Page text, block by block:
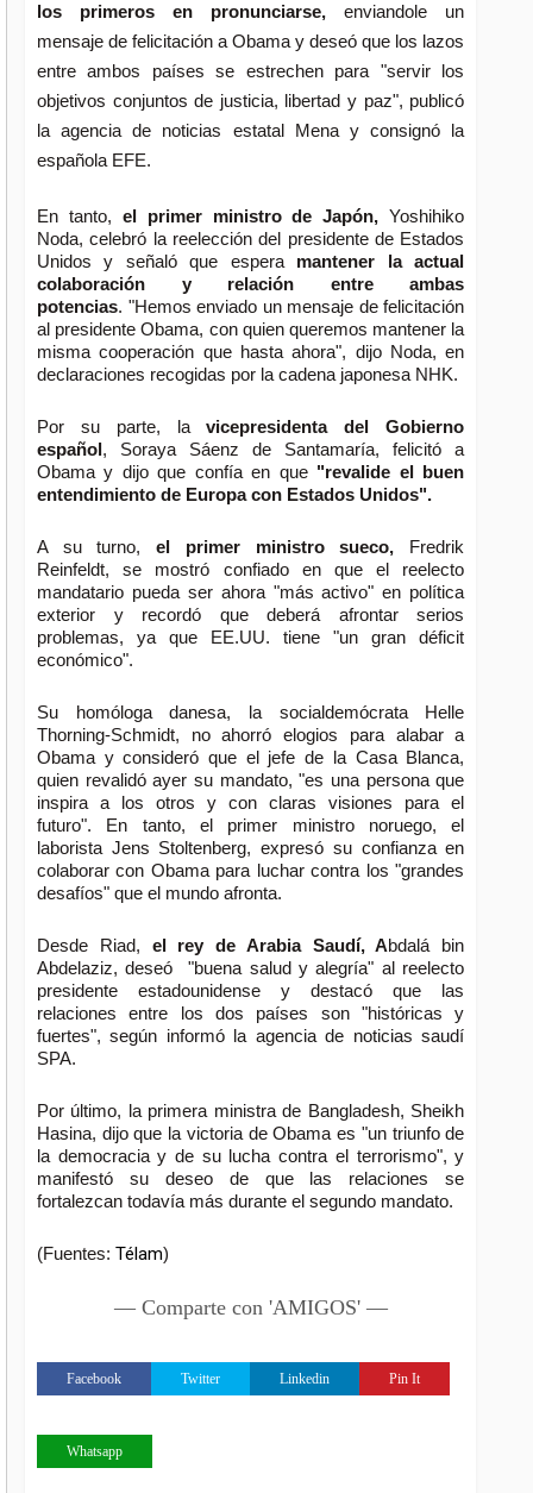
los primeros en pronunciarse,enviandole un
mensaje de felicitación a Obama y deseó que los lazos
entre ambos países se estrechen para "servir los
objetivos conjuntos de justicia, libertad y paz", publicó
la agencia de noticias estatal Mena y consignó la
española EFE.
En tanto, el primer ministro de Japón, Yoshihiko
Noda, celebró la reelección del presidente de Estados
Unidos y señaló que espera mantener la actual
colaboración y relación entre ambas
potencias. "Hemos enviado un mensaje de felicitación
al presidente Obama, con quien queremos mantener la
misma cooperación que hasta ahora", dijo Noda, en
declaraciones recogidas por la cadena japonesa NHK.
Por su parte, lavicepresidenta del Gobierno
español, Soraya Sáenz de Santamaría, felicitó a
Obama y dijo que confía en que"revalide el buen
entendimiento de Europa con Estados Unidos".
A su turno,el primer ministro sueco, Fredrik
Reinfeldt, se mostró confiado en que el reelecto
mandatario pueda ser ahora "más activo" en política
exterior y recordó que deberá afrontar serios
problemas, ya que EE.UU. tiene "un gran déficit
económico".
Su homóloga danesa, la socialdemócrata Helle
Thorning-Schmidt, no ahorró elogios para alabar a
Obama y consideró que el jefe de la Casa Blanca,
quien revalidó ayer su mandato, "es una persona que
inspira a los otros y con claras visiones para el
futuro". En tanto, el primer ministro noruego, el
laborista Jens Stoltenberg, expresó su confianza en
colaborar con Obama para luchar contra los "grandes
desafíos" que el mundo afronta.
Desde Riad, el rey de Arabia Saudí, Abdalá bin
Abdelaziz, deseó "buena salud y alegría" al reelecto
presidente estadounidense y destacó que las
relaciones entre los dos países son "históricas y
fuertes", según informó la agencia de noticias saudí
SPA.
Por último, la primera ministra de Bangladesh, Sheikh
Hasina, dijo que la victoria de Obama es "un triunfo de
la democracia y de su lucha contra el terrorismo", y
manifestó su deseo de que las relaciones se
fortalezcan todavía más durante el segundo mandato.
(Fuentes: Télam)
— Comparte con 'AMIGOS' —
Facebook Twitter Linkedin Pin It
Whatsapp